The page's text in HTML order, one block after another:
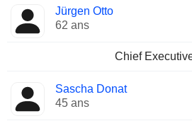
Dirigeant
Fonctions
occupées
Jürgen Otto
62 ans
Chief
Sascha Donat
45 ans